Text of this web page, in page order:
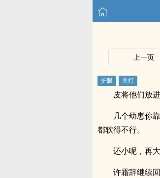
上一页
皮将他们放进
几个幼崽你
都软得不行。
还小呢，再
许霜辞继续